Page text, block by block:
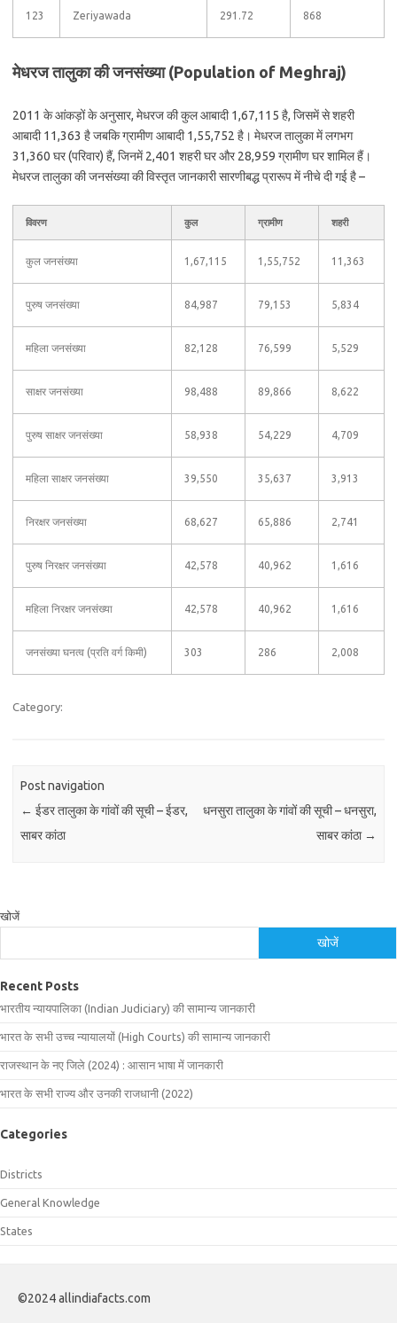
123 Zeriyawada 291.72 868
मेधरज तालुका की जनसंख्या (Population of Meghraj)
2011 के आंकड़ों के अनुसार, मेधरज की कुल आबादी 1,67,115 है, जिसमें से शहरी
आबादी 11,363 है जबकि ग्रामीण आबादी 1,55,752 है। मेधरज तालुका में लगभग
31,360 घर (परिवार) हैं, जिनमें 2,401 शहरी घर और 28,959 ग्रामीण घर शामिल हैं।
मेधरज तालुका की जनसंख्या की विस्तृत जानकारी सारणीबद्ध प्रारूप में नीचे दी गई है –
विवरण कुल ग्रामीण शहरी
कुल जनसंख्या 1,67,115 1,55,752 11,363
पुरुष जनसंख्या 84,987 79,153 5,834
महिला जनसंख्या 82,128 76,599 5,529
साक्षर जनसंख्या 98,488 89,866 8,622
पुरुष साक्षर जनसंख्या 58,938 54,229 4,709
महिला साक्षर जनसंख्या 39,550 35,637 3,913
निरक्षर जनसंख्या 68,627 65,886 2,741
पुरुष निरक्षर जनसंख्या 42,578 40,962 1,616
महिला निरक्षर जनसंख्या 42,578 40,962 1,616
जनसंख्या घनत्व (प्रति वर्ग किमी) 303 286 2,008
Category:
Post navigation
← ईडर तालुका के गांवों की सूची – ईडर,
साबर कांठा
धनसुरा तालुका के गांवों की सूची – धनसुरा,
साबर कांठा →
खोजें
खोजें
Recent Posts
भारतीय न्यायपालिका (Indian Judiciary) की सामान्य जानकारी
भारत के सभी उच्च न्यायालयों (High Courts) की सामान्य जानकारी
राजस्थान के नए जिले (2024) : आसान भाषा में जानकारी
भारत के सभी राज्य और उनकी राजधानी (2022)
Categories
Districts
General Knowledge
States
©2024 allindiafacts.com